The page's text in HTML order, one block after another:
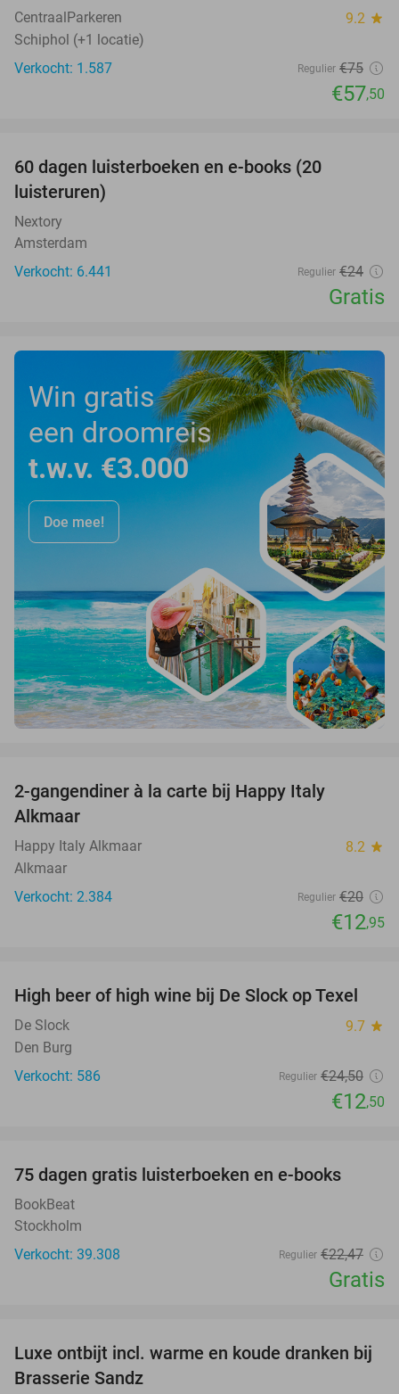
CentraalParkeren 9.2 star
Schiphol (+1 locatie)
Verkocht: 1.587
Regulier €75
€57,50
60 dagen luisterboeken en e-books (20
luisteruren)
Nextory
Amsterdam
Verkocht: 6.441
Regulier €24
Gratis
Win gratis
een droomreis
t.w.v. €3.000
Doe mee!
2-gangendiner à la carte bij Happy Italy
Alkmaar
Happy Italy Alkmaar 8.2 star
Alkmaar
Verkocht: 2.384
Regulier €20
€12,95
49%
High beer of high wine bij De Slock op Texel
De Slock 9.7 star
Den Burg
Verkocht: 586
Regulier €24,50
€12,50
75 dagen gratis luisterboeken en e-books
BookBeat
Stockholm
Verkocht: 39.308
Regulier €22,47
Gratis
39%
Luxe ontbijt incl. warme en koude dranken bij
Brasserie Sandz